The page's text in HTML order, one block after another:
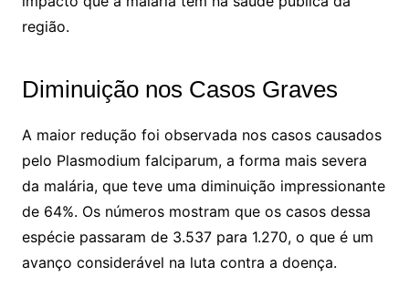
região.
Diminuição nos Casos Graves
A maior redução foi observada nos casos causados
pelo Plasmodium falciparum, a forma mais severa
da malária, que teve uma diminuição impressionante
de 64%. Os números mostram que os casos dessa
espécie passaram de 3.537 para 1.270, o que é um
avanço considerável na luta contra a doença.